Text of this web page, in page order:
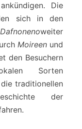
Die
sich in den
Dafnonenoweiter
Moireenund
den Besuchern
Sorten
traditionellen
der